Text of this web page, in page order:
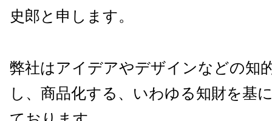
史郎と申します。
弊社はアイデアやデザインなどの知
し、商品化する、いわゆる知財を基